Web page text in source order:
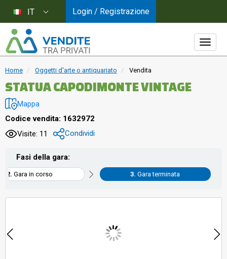
Home Oggetti d'arte o antiquariato Vendita
STATUA CAPODIMONTE VINTAGE
Mappa
Codice vendita: 1632972
Visite: 11
Condividi
Fasi della gara:
Gara in corso Gara terminata
IT Login / Registrazione